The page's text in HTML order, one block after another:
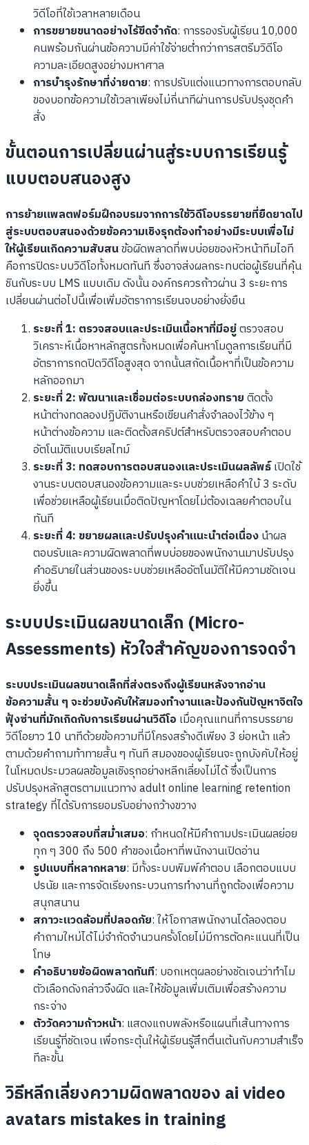
วิดีโอที่ใช้เวลาหลายเดือน
การขยายขนาดอย่างไร้ขีดจำกัด: การรองรับผู้เรียน 10,000
คนพร้อมกันผ่านข้อความมีค่าใช้จ่ายต่ำกว่าการสตรีมวิดีโอ
ความละเอียดสูงอย่างมหาศาล
การบำรุงรักษาที่ง่ายดาย: การปรับแต่งแนวทางการตอบกลับ
ของบอทข้อความใช้เวลาเพียงไม่กี่นาทีผ่านการปรับปรุงชุดคำ
สั่ง
ขั้นตอนการเปลี่ยนผ่านสู่ระบบการเรียนรู้
แบบตอบสนองสูง
การย้ายแพลตฟอร์มฝึกอบรมจากการใช้วิดีโอบรรยายที่ยืดยาดไป
สู่ระบบตอบสนองด้วยข้อความเชิงรุกต้องทำอย่างมีระบบเพื่อไม่
ให้ผู้เรียนเกิดความสับสนข้อผิดพลาดที่พบบ่อยของหัวหน้าทีมไอที
คือการปิดระบบวิดีโอทั้งหมดทันที ซึ่งอาจส่งผลกระทบต่อผู้เรียนที่คุ้น
ชินกับระบบ LMS แบบเดิม ดังนั้น องค์กรควรก้าวผ่าน 3 ระยะการ
เปลี่ยนผ่านต่อไปนี้เพื่อเพิ่มอัตราการเรียนจบอย่างยั่งยืน
ระยะที่ 1: ตรวจสอบและประเมินเนื้อหาที่มีอยู่ตรวจสอบ
วิเคราะห์เนื้อหาหลักสูตรทั้งหมดเพื่อค้นหาโมดูลการเรียนที่มี
อัตราการกดปิดวิดีโอสูงสุด จากนั้นสกัดเนื้อหาที่เป็นข้อความ
หลักออกมา
ระยะที่ 2: พัฒนาและเชื่อมต่อระบบกล่องทรายติดตั้ง
หน้าต่างทดลองปฏิบัติงานหรือเขียนคำสั่งจำลองไว้ข้าง ๆ
หน้าต่างข้อความ และติดตั้งสคริปต์สำหรับตรวจสอบคำตอบ
อัตโนมัติแบบเรียลไทม์
ระยะที่ 3: ทดสอบการตอบสนองและประเมินผลลัพธ์เปิดใช้
งานระบบตอบสนองข้อความและระบบช่วยเหลือคำใบ้ 3 ระดับ
เพื่อช่วยเหลือผู้เรียนเมื่อติดปัญหาโดยไม่ต้องเฉลยคำตอบใน
ทันที
ระยะที่ 4: ขยายผลและปรับปรุงคำแนะนำต่อเนื่องนำผล
ตอบรับและความผิดพลาดที่พบบ่อยของพนักงานมาปรับปรุง
คำอธิบายในส่วนของระบบช่วยเหลืออัตโนมัติให้มีความชัดเจน
ยิ่งขึ้น
ระบบประเมินผลขนาดเล็ก (Micro-
Assessments) หัวใจสำคัญของการจดจำ
ระบบประเมินผลขนาดเล็กที่ส่งตรงถึงผู้เรียนหลังจากอ่าน
ข้อความสั้น ๆ จะช่วยบังคับให้สมองทำงานและป้องกันปัญหาจิตใจ
ฟุ้งซ่านที่มักเกิดกับการเรียนผ่านวิดีโอ เมื่อคุณแทนที่การบรรยาย
วิดีโอยาว 10 นาทีด้วยข้อความที่มีโครงสร้างดีเพียง 3 ย่อหน้า แล้ว
ตามด้วยคำถามท้าทายสั้น ๆ ทันที สมองของผู้เรียนจะถูกบังคับให้อยู่
ในโหมดประมวลผลข้อมูลเชิงรุกอย่างหลีกเลี่ยงไม่ได้ ซึ่งเป็นการ
ปรับปรุงหลักสูตรตามแนวทาง adult online learning retention
strategy ที่ได้รับการยอมรับอย่างกว้างขวาง
จุดตรวจสอบที่สม่ำเสมอ: กำหนดให้มีคำถามประเมินผลย่อย
ทุก ๆ 300 ถึง 500 คำของเนื้อหาที่พนักงานเปิดอ่าน
รูปแบบที่หลากหลาย: มีทั้งระบบพิมพ์คำตอบ เลือกตอบแบบ
ปรนัย และการจัดเรียงกระบวนการทำงานที่ถูกต้องเพื่อความ
สนุกสนาน
สภาวะแวดล้อมที่ปลอดภัย: ให้โอกาสพนักงานได้ลองตอบ
คำถามใหม่ได้ไม่จำกัดจำนวนครั้งโดยไม่มีการตัดคะแนนที่เป็น
โทษ
คำอธิบายข้อผิดพลาดทันที: บอกเหตุผลอย่างชัดเจนว่าทำไม
ตัวเลือกดังกล่าวจึงผิด และให้ข้อมูลเพิ่มเติมเพื่อสร้างความ
กระจ่าง
ตัววัดความก้าวหน้า: แสดงแถบพลังหรือแผนที่เส้นทางการ
เรียนรู้ที่ชัดเจน เพื่อกระตุ้นให้ผู้เรียนรู้สึกตื่นเต้นกับความสำเร็จ
ทีละขั้น
วิธีหลีกเลี่ยงความผิดพลาดของ ai video
avatars mistakes in training